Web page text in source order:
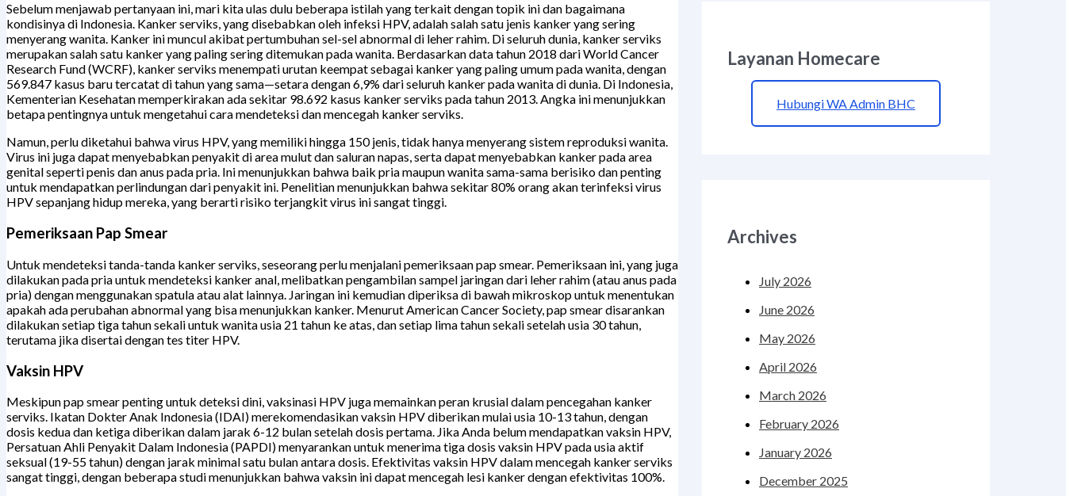
Sebelum menjawab pertanyaan ini, mari kita ulas dulu beberapa istilah yang terkait dengan topik ini dan bagaimana
kondisinya di Indonesia. Kanker serviks, yang disebabkan oleh infeksi HPV, adalah salah satu jenis kanker yang sering
menyerang wanita. Kanker ini muncul akibat pertumbuhan sel-sel abnormal di leher rahim. Di seluruh dunia, kanker serviks
merupakan salah satu kanker yang paling sering ditemukan pada wanita. Berdasarkan data tahun 2018 dari World Cancer
Research Fund (WCRF), kanker serviks menempati urutan keempat sebagai kanker yang paling umum pada wanita, dengan
569.847 kasus baru tercatat di tahun yang sama—setara dengan 6,9% dari seluruh kanker pada wanita di dunia. Di Indonesia,
Kementerian Kesehatan memperkirakan ada sekitar 98.692 kasus kanker serviks pada tahun 2013. Angka ini menunjukkan
betapa pentingnya untuk mengetahui cara mendeteksi dan mencegah kanker serviks.
Namun, perlu diketahui bahwa virus HPV, yang memiliki hingga 150 jenis, tidak hanya menyerang sistem reproduksi wanita.
Virus ini juga dapat menyebabkan penyakit di area mulut dan saluran napas, serta dapat menyebabkan kanker pada area
genital seperti penis dan anus pada pria. Ini menunjukkan bahwa baik pria maupun wanita sama-sama berisiko dan penting
untuk mendapatkan perlindungan dari penyakit ini. Penelitian menunjukkan bahwa sekitar 80% orang akan terinfeksi virus
HPV sepanjang hidup mereka, yang berarti risiko terjangkit virus ini sangat tinggi.
Pemeriksaan Pap Smear
Untuk mendeteksi tanda-tanda kanker serviks, seseorang perlu menjalani pemeriksaan pap smear. Pemeriksaan ini, yang juga
dilakukan pada pria untuk mendeteksi kanker anal, melibatkan pengambilan sampel jaringan dari leher rahim (atau anus pada
pria) dengan menggunakan spatula atau alat lainnya. Jaringan ini kemudian diperiksa di bawah mikroskop untuk menentukan
apakah ada perubahan abnormal yang bisa menunjukkan kanker. Menurut American Cancer Society, pap smear disarankan
dilakukan setiap tiga tahun sekali untuk wanita usia 21 tahun ke atas, dan setiap lima tahun sekali setelah usia 30 tahun,
terutama jika disertai dengan tes titer HPV.
Vaksin HPV
Meskipun pap smear penting untuk deteksi dini, vaksinasi HPV juga memainkan peran krusial dalam pencegahan kanker
serviks. Ikatan Dokter Anak Indonesia (IDAI) merekomendasikan vaksin HPV diberikan mulai usia 10-13 tahun, dengan
dosis kedua dan ketiga diberikan dalam jarak 6-12 bulan setelah dosis pertama. Jika Anda belum mendapatkan vaksin HPV,
Persatuan Ahli Penyakit Dalam Indonesia (PAPDI) menyarankan untuk menerima tiga dosis vaksin HPV pada usia aktif
seksual (19-55 tahun) dengan jarak minimal satu bulan antara dosis. Efektivitas vaksin HPV dalam mencegah kanker serviks
sangat tinggi, dengan beberapa studi menunjukkan bahwa vaksin ini dapat mencegah lesi kanker dengan efektivitas 100%.
Layanan Homecare
Hubungi WA Admin BHC
Archives
July 2026
June 2026
May 2026
April 2026
March 2026
February 2026
January 2026
December 2025